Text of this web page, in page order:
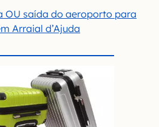
OU saída do aeroporto para
Arraial d’Ajuda